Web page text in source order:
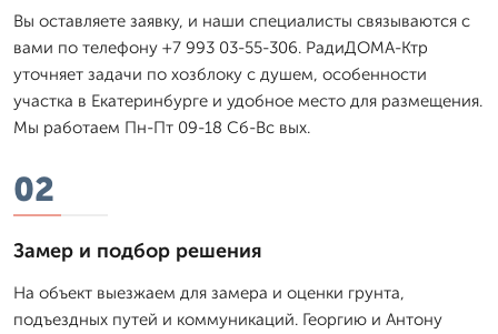
Вы оставляете заявку, и наши специалисты связываются с
вами по телефону +7 993 03-55-306. РадиДОМА-Ктр
уточняет задачи по хозблоку с душем, особенности
участка в Екатеринбурге и удобное место для размещения.
Мы работаем Пн-Пт 09-18 Сб-Вс вых.
02
Замер и подбор решения
На объект выезжаем для замера и оценки грунта,
подъездных путей и коммуникаций. Георгию и Антону